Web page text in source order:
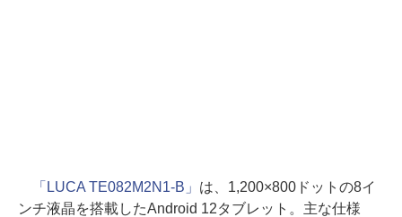
「LUCA TE082M2N1-B」 は、1,200×800ドットの8イ
ンチ液晶を搭載したAndroid 12タブレット。主な仕様